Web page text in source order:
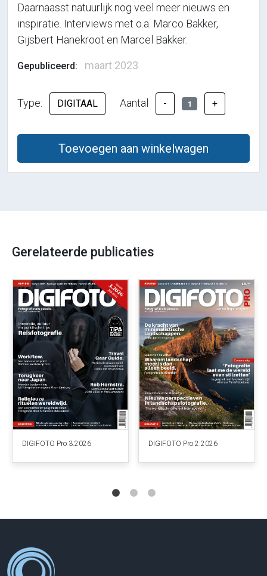
Daarnaasst natuurlijk nog veel meer nieuws en
inspiratie. Interviews met o.a. Marco Bakker,
Gijsbert Hanekroot en Marcel Bakker.
Gepubliceerd: maart 2023
Type: DIGITAAL Aantal - 1 +
Toevoegen aan winkelwagen
Gerelateerde publicaties
DIGIFOTO Pro 3.2026 DIGIFOTO Pro 2.2026